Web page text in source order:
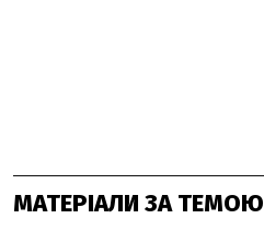
МАТЕРІАЛИ ЗА ТЕМОЮ